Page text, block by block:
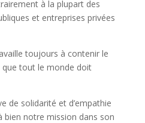
à la plupart des
et entreprises privées
toujours à contenir le
que tout le monde doit
de solidarité et d’empathie
bien notre mission dans son